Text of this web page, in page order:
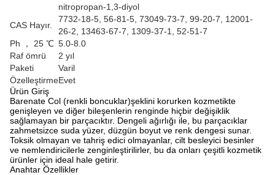
nitropropan-1,3-diyol
CAS Hayır.
7732-18-5, 56-81-5, 73049-73-7, 99-20-7, 12001-
26-2, 13463-67-7, 1309-37-1, 52-51-7
Ph ， 25 ℃ 5.0-8.0
Raf ömrü
2 yıl
Paketi
Varil
ÖzelleştirmeEvet
Ürün Giriş
Barenate Col (renkli boncuklar)şeklini korurken kozmetikte
genişleyen ve diğer bileşenlerin renginde hiçbir değişiklik
sağlamayan bir parçacıktır. Dengeli ağırlığı ile, bu parçacıklar
zahmetsizce suda yüzer, düzgün boyut ve renk dengesi sunar.
Toksik olmayan ve tahriş edici olmayanlar, cilt besleyici besinler
ve nemlendiricilerle zenginleştirilirler, bu da onları çeşitli kozmetik
ürünler için ideal hale getirir.
Anahtar Özellikler